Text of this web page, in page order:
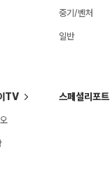
중기/벤처
일반
TV 스페셜리포트